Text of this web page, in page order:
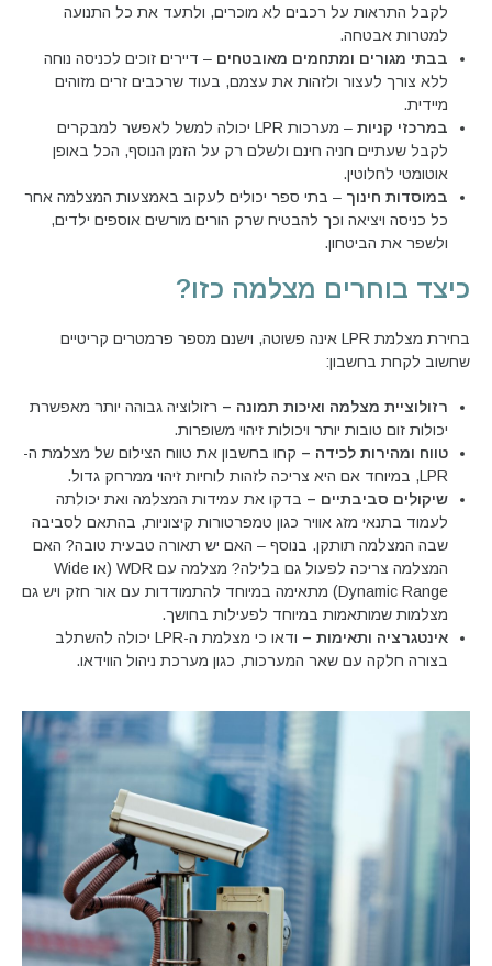
לקבל התראות על רכבים לא מוכרים, ולתעד את כל התנועה
למטרות אבטחה.
בבתי מגורים ומתחמים מאובטחים – דיירים זוכים לכניסה נוחה
ללא צורך לעצור ולזהות את עצמם, בעוד שרכבים זרים מזוהים
מיידית.
במרכזי קניות
– מערכות LPR יכולה למשל לאפשר למבקרים
לקבל שעתיים חניה חינם ולשלם רק על הזמן הנוסף, הכל באופן
אוטומטי לחלוטין.
במוסדות חינוך – בתי ספר יכולים לעקוב באמצעות המצלמה אחר
כל כניסה ויציאה וכך להבטיח שרק הורים מורשים אוספים ילדים,
ולשפר את הביטחון.
כיצד בוחרים מצלמה כזו?
בחירת מצלמת LPR אינה פשוטה, וישנם מספר פרמטרים קריטיים
שחשוב לקחת בחשבון:
רזולוציית מצלמה ואיכות תמונה – רזולוציה גבוהה יותר מאפשרת
יכולות זום טובות יותר ויכולות זיהוי משופרות.
טווח ומהירות לכידה – קחו בחשבון את טווח הצילום של מצלמת ה-
LPR, במיוחד אם היא צריכה לזהות לוחיות זיהוי ממרחק גדול.
שיקולים סביבתיים – בדקו את עמידות המצלמה ואת יכולתה
לעמוד בתנאי מזג אוויר כגון טמפרטורות קיצוניות, בהתאם לסביבה
שבה המצלמה תותקן. בנוסף – האם יש תאורה טבעית טובה? האם
המצלמה צריכה לפעול גם בלילה? מצלמה עם WDR (או Wide
Dynamic Range) מתאימה במיוחד להתמודדות עם אור חזק ויש גם
מצלמות שמותאמות במיוחד לפעילות בחושך.
אינטגרציה ותאימות –
ודאו כי מצלמת ה-LPR יכולה להשתלב
בצורה חלקה עם שאר המערכות, כגון מערכת ניהול הווידאו.